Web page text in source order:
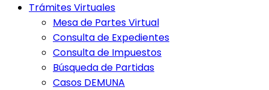
Trámites Virtuales
Mesa de Partes Virtual
Consulta de Expedientes
Consulta de Impuestos
Búsqueda de Partidas
Casos DEMUNA